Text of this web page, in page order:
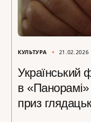
КУЛЬТУРА 21.02.2026
Український
в
приз